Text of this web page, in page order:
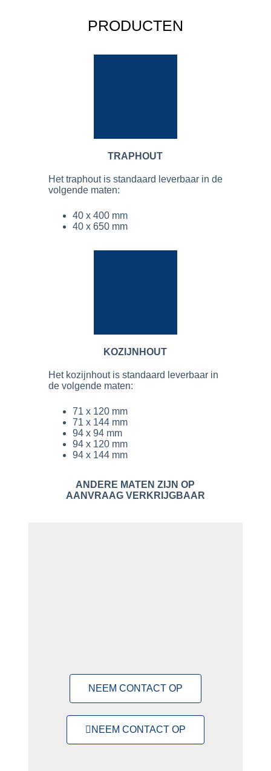
PRODUCTEN
TRAPHOUT
Het traphout is standaard leverbaar in de
volgende maten:
40 x 400 mm
40 x 650 mm
KOZIJNHOUT
Het kozijnhout is standaard leverbaar in
de volgende maten:
71 x 120 mm
71 x 144 mm
94 x 94 mm
94 x 120 mm
94 x 144 mm
ANDERE MATEN ZIJN OP
AANVRAAG VERKRIJGBAAR
NEEM CONTACT OP
NEEM CONTACT OP